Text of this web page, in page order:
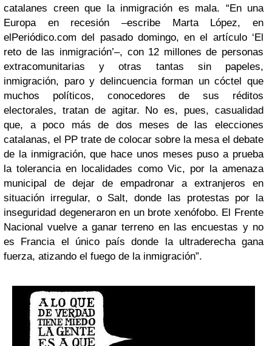
catalanes creen que la inmigración es mala. “En una
Europa en recesión –escribe Marta López, en
elPeriódico.com del pasado domingo, en el artículo ‘El
reto de las inmigración’–, con 12 millones de personas
extracomunitarias y otras tantas sin papeles,
inmigración, paro y delincuencia forman un cóctel que
muchos políticos, conocedores de sus réditos
electorales, tratan de agitar. No es, pues, casualidad
que, a poco más de dos meses de las elecciones
catalanas, el PP trate de colocar sobre la mesa el debate
de la inmigración, que hace unos meses puso a prueba
la tolerancia en localidades como Vic, por la amenaza
municipal de dejar de empadronar a extranjeros en
situación irregular, o Salt, donde las protestas por la
inseguridad degeneraron en un brote xenófobo. El Frente
Nacional vuelve a ganar terreno en las encuestas y no
es Francia el único país donde la ultraderecha gana
fuerza, atizando el fuego de la inmigración”.